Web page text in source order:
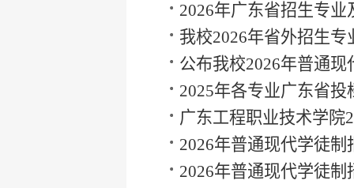
生简章
2026年广东省招生专业
我校2026年省外招生专
划
公布我校2026年普通现
制录取结果
2025年各专业广东省投
广东工程职业技术学院
自主招生（现代学徒制
2026年普通现代学徒制
格审核通过名单
2026年普通现代学徒制